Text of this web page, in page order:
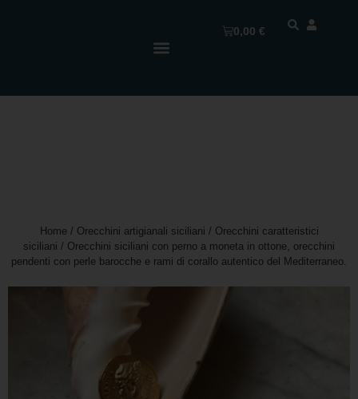
0,00€
Home / Orecchini artigianali siciliani / Orecchini caratteristici
siciliani / Orecchini siciliani con perno a moneta in ottone, orecchini
pendenti con perle barocche e rami di corallo autentico del Mediterraneo.